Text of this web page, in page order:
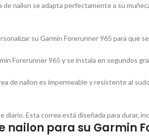
nailon se adapta perfectamente a su
su Garmin Forerunner 965 para que
Forerunner 965 y se instala en segundos
de nailon es impermeable y resistente al
Esta correa está diseñada para durar,
nailon para su Garmin